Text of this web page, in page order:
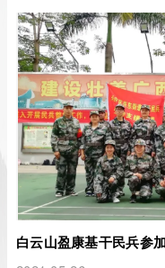
白云山盈康基干民兵参